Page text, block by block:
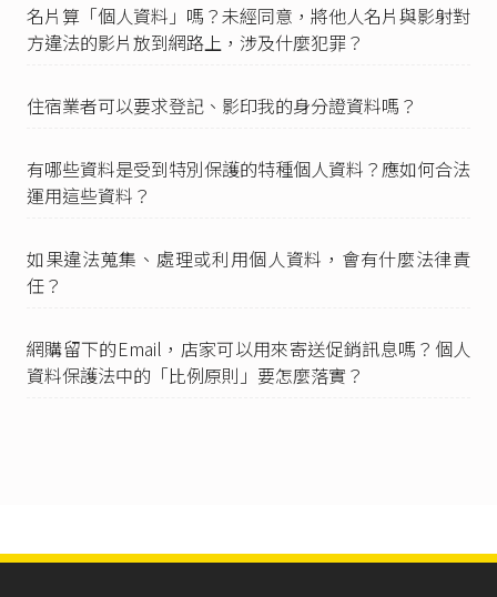
個人資料被竊取、竄改、毀損、滅失或洩
漏。」、
外，應有特定目的，並符合下列情形之一者：
同法第27條第1項：「非公務機關保有個人資料檔
案者，應採行適當之安全措施，防止個人資料被
個人資料保護法施行細則第12條：「本法第六條
施，指公務機關或非公務機關為防止個人資料被
竊取、竄改、毀損、滅失或洩漏，採取技術上及
五、個人資料蒐集、處理及利用之內部管理程
名片算「個人資料」嗎？未經同意，將他人名片與影射對
方違法的影片放到網路上，涉及什麼犯罪？
住宿業者可以要求登記、影印我的身分證資料嗎？
有哪些資料是受到特別保護的特種個人資料？應如何合法
運用這些資料？
如果違法蒐集、處理或利用個人資料，會有什麼法律責
任？
網購留下的Email，店家可以用來寄送促銷訊息嗎？個人
資料保護法中的「比例原則」要怎麼落實？